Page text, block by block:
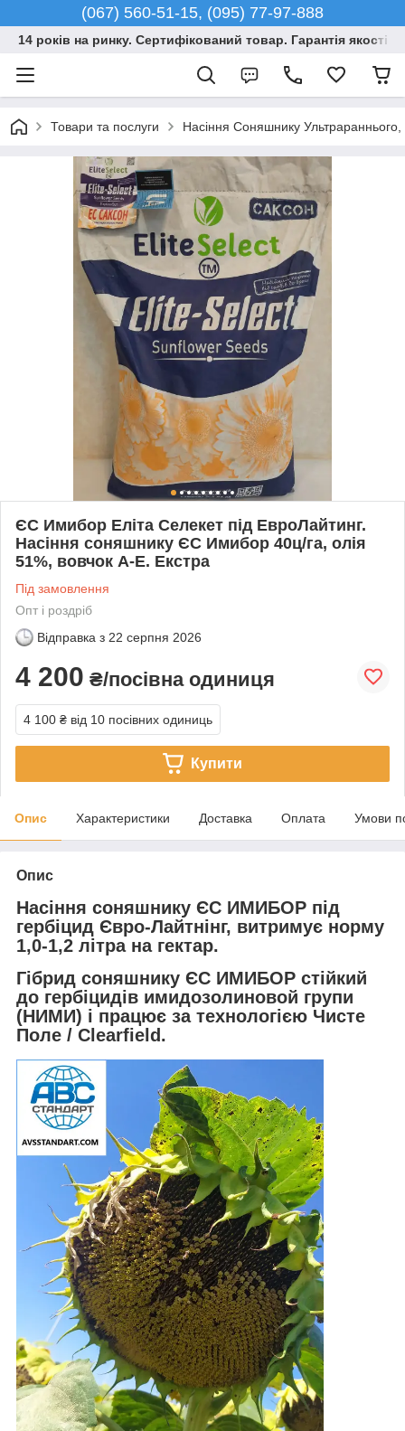
(067) 560-51-15, (095) 77-97-888
14 років на ринку. Сертифікований товар. Гарантія якості
Товари та послуги Насіння Соняшнику Ультрараннього,
ЄС Имибор Еліта Селекет під ЕвроЛайтинг.
Насіння соняшнику ЄС Имибор 40ц/га, олія
51%, вовчок А-Е. Екстра
Під замовлення
Опт і роздріб
Відправка з 22 серпня 2026
4 200 ₴/посівна одиниця
4 100 ₴ від 10 посівних одиниць
Купити
Опис Характеристики Доставка Оплата Умови
Опис
Насіння соняшнику ЄС ИМИБОР під
гербіцид Євро-Лайтнінг, витримує норму
1,0-1,2 літра на гектар.
Гібрид соняшнику ЄС ИМИБОР стійкий
до гербіцидів имидозолиновой групи
(НИМИ) і працює за технологією Чисте
Поле / Clearfield.